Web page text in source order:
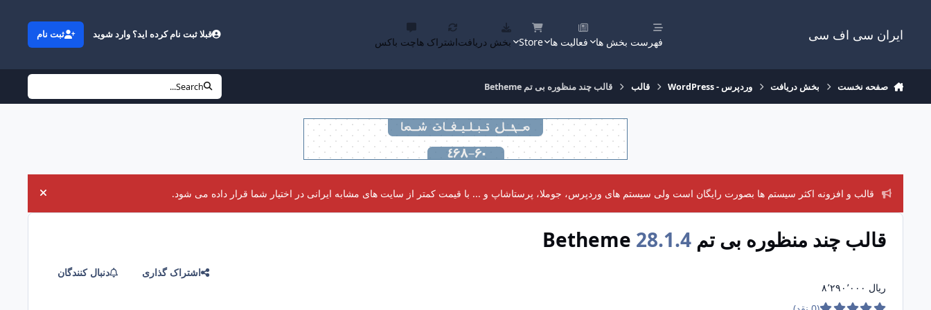
ایران سی اف سی فهرست بخش ها فعالیت ها Store بخش دریافتاشتراک هاچت باکس
قبلا ثبت نام کرده اید؟ وارد شوید ثبت نام
صفحه نخست بخش دریافت وردپرس - WordPress قالب قالب چند منظوره بی تم Betheme Search...
قالب و افزونه اکثر سیستم ها بصورت رایگان است ولی سیستم های وردپرس، جوملا، پرستاشاپ و ... با قیمت کمتر از سایت های مشابه ایرانی در اختیار شما قرار داده می شود.
قالب چند منظوره بی تم Betheme 28.1.4
اشتراک گذاری دنبال کنندگان